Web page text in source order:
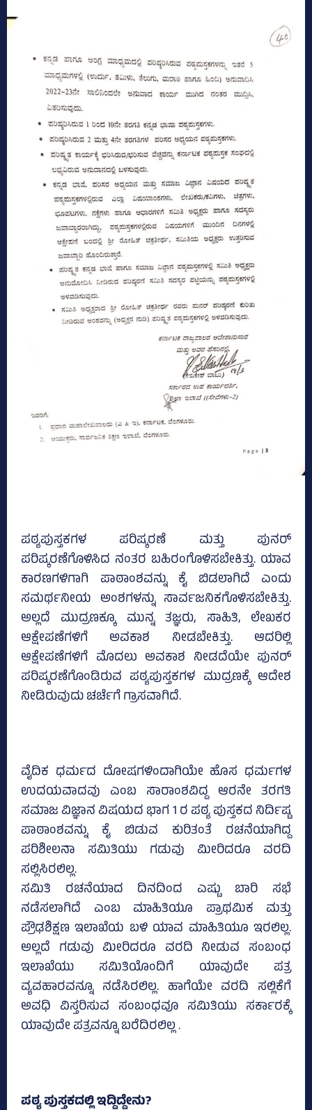
ಪಠ್ಯಪುಸ್ತಕಗಳ ಪರಿಷ್ಕರಣೆ ಮತ್ತು ಪುನರ್‌
ಪರಿಷ್ಕರಣೆಗೊಳಿಸಿದ ನಂತರ ಬಹಿರಂಗೊಳಿಸಬೇಕಿತ್ತು. ಯಾವ
ಕಾರಣಗಳಿಗಾಗಿ ಪಾಠಾಂಶವನ್ನು ಕೈ ಬಿಡಲಾಗಿದೆ ಎಂದು
ಸಮರ್ಥನೀಯ ಅಂಶಗಳನ್ನು ಸಾರ್ವಜನಿಕಗೊಳಿಸಬೇಕಿತ್ತು.
ಅಲ್ಲದೆ ಮುದ್ರಣಕ್ಕೂ ಮುನ್ನ ತಜ್ಞರು, ಸಾಹಿತಿ, ಲೇಖಕರ
ಆಕ್ಷೇಪಣೆಗಳಿಗೆ ಅವಕಾಶ ನೀಡಬೇಕಿತ್ತು. ಆದರಿಲ್ಲಿ
ಆಕ್ಷೇಪಣೆಗಳಿಗೆ ಮೊದಲು ಅವಕಾಶ ನೀಡದೆಯೇ ಪುನರ್‌
ಪರಿಷ್ಕರಣೆಗೊಂಡಿರುವ ಪಠ್ಯಪುಸ್ತಕಗಳ ಮುದ್ರಣಕ್ಕೆ ಆದೇಶ
ನೀಡಿರುವುದು ಚರ್ಚೆಗೆ ಗ್ರಾಸವಾಗಿದೆ.
ವೈದಿಕ ಧರ್ಮದ ದೋಷಗಳಿಂದಾಗಿಯೇ ಹೊಸ ಧರ್ಮಗಳ
ಉದಯವಾದವು ಎಂಬ ಸಾರಾಂಶವಿದ್ದ ಆರನೇ ತರಗತಿ
ಸಮಾಜ ವಿಜ್ಞಾನ ವಿಷಯದ ಭಾಗ 1 ರ ಪಠ್ಯ ಪುಸ್ತಕದ ನಿರ್ದಿಷ್ಟ
ಪಾಠಾಂಶವನ್ನು ಕೈ ಬಿಡುವ ಕುರಿತಂತೆ ರಚನೆಯಾಗಿದ್ದ
ಪರಿಶೀಲನಾ ಸಮಿತಿಯು ಗಡುವು ಮೀರಿದರೂ ವರದಿ
ಸಲ್ಲಿಸಿರಲಿಲ್ಲ.
ಸಮಿತಿ ರಚನೆಯಾದ ದಿನದಿಂದ ಎಷ್ಟು ಬಾರಿ ಸಭೆ
ನಡೆಸಲಾಗಿದೆ ಎಂಬ ಮಾಹಿತಿಯೂ ಪ್ರಾಥಮಿಕ ಮತ್ತು
ಪ್ರೌಢಶಿಕ್ಷಣ ಇಲಾಖೆಯ ಬಳಿ ಯಾವ ಮಾಹಿತಿಯೂ ಇರಲಿಲ್ಲ.
ಅಲ್ಲದೆ ಗಡುವು ಮೀರಿದರೂ ವರದಿ ನೀಡುವ ಸಂಬಂಧ
ಇಲಾಖೆಯು ಸಮಿತಿಯೊಂದಿಗೆ ಯಾವುದೇ ಪತ್ರ
ವ್ಯವಹಾರವನ್ನೂ ನಡೆಸಿರಲಿಲ್ಲ. ಹಾಗೆಯೇ ವರದಿ ಸಲ್ಲಿಕೆಗೆ
ಅವಧಿ ವಿಸ್ತರಿಸುವ ಸಂಬಂಧವೂ ಸಮಿತಿಯು ಸರ್ಕಾರಕ್ಕೆ
ಯಾವುದೇ ಪತ್ರವನ್ನೂ ಬರೆದಿರಲಿಲ್ಲ .
ಪಠ್ಯ ಪುಸ್ತಕದಲ್ಲಿ ಇದ್ದಿದ್ದೇನು?